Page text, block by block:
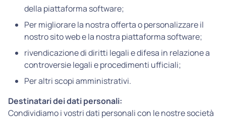
della piattaforma software;
Per migliorare la nostra offerta o personalizzare il
nostro sito web e la nostra piattaforma software;
rivendicazione di diritti legali e difesa in relazione a
controversie legali e procedimenti ufficiali;
Per altri scopi amministrativi.
Destinatari dei dati personali:
Condividiamo i vostri dati personali con le nostre società